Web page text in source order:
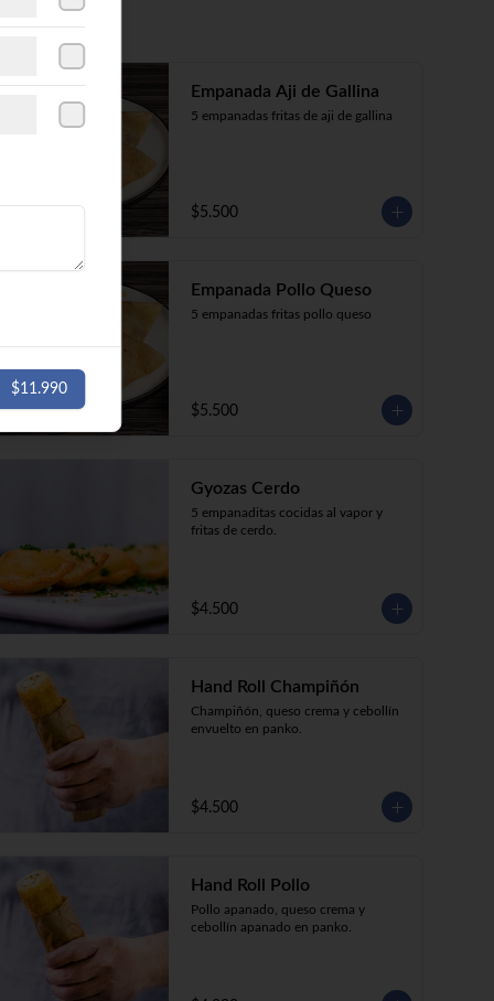
Empanada Aji de Gallina
5 empanadas fritas de aji de gallina
$5.500
Empanada Pollo Queso
5 empanadas fritas pollo queso
$5.500
Gyozas Cerdo
5 empanaditas cocidas al vapor y
fritas de cerdo.
$4.500
Hand Roll Champiñón
Champiñón, queso crema y cebollín
envuelto en panko.
$4.500
Hand Roll Pollo
Pollo apanado, queso crema y
cebollín apanado en panko.
$11.990